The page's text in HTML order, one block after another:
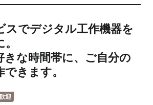
Branch List
Fuji
スでデジタル工作機器を
きな時間帯に、ご自分の
きます。
迎